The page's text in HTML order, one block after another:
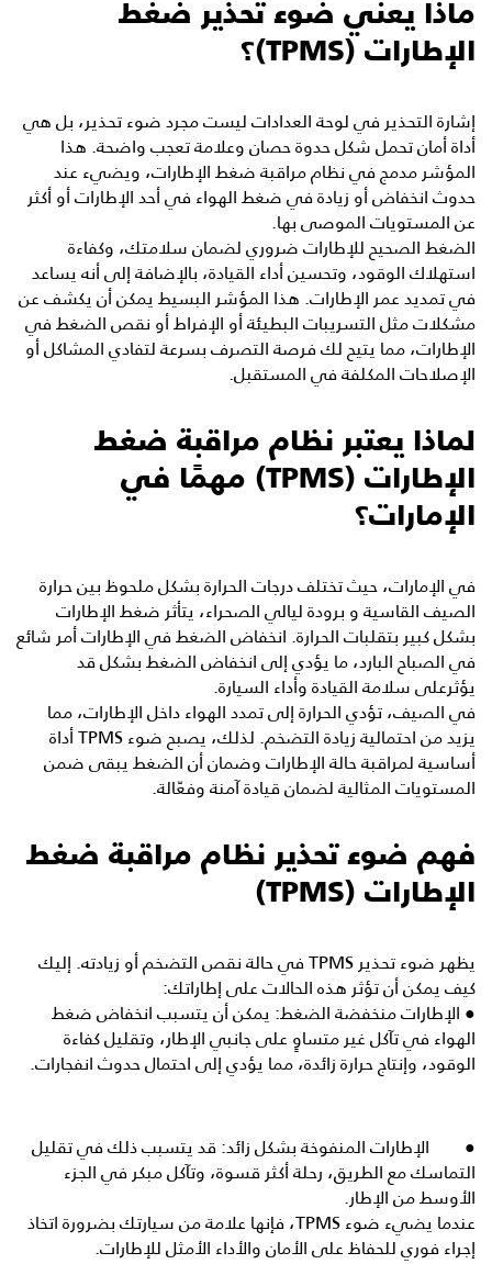
ماذا يعني ضوء تحذير ضغط
الإطارات (TPMS)؟
إشارة التحذير في لوحة العدادات ليست مجرد ضوء تحذير، بل هي
أداة أمان تحمل شكل حدوة حصان وعلامة تعجب واضحة. هذا
المؤشر مدمج في نظام مراقبة ضغط الإطارات، ويضيء عند
حدوث انخفاض أو زيادة في ضغط الهواء في أحد الإطارات أو أكثر
عن المستويات الموصى بها.
الضغط الصحيح للإطارات ضروري لضمان سلامتك، وكفاءة
استهلاك الوقود، وتحسين أداء القيادة، بالإضافة إلى أنه يساعد
في تمديد عمر الإطارات. هذا المؤشر البسيط يمكن أن يكشف عن
مشكلات مثل التسريبات البطيئة أو الإفراط أو نقص الضغط في
الإطارات، مما يتيح لك فرصة التصرف بسرعة لتفادي المشاكل أو
الإصلاحات المكلفة في المستقبل.
لماذا يعتبر نظام مراقبة ضغط
الإطارات (TPMS) مهمًا في
الإمارات؟
في الإمارات، حيث تختلف درجات الحرارة بشكل ملحوظ بين حرارة
الصيف القاسية و برودة ليالي الصحراء، يتأثر ضغط الإطارات
بشكل كبير بتقلبات الحرارة. انخفاض الضغط في الإطارات أمر شائع
في الصباح البارد، ما يؤدي إلى انخفاض الضغط بشكل قد
يؤثرعلى سلامة القيادة وأداء السيارة.
في الصيف، تؤدي الحرارة إلى تمدد الهواء داخل الإطارات، مما
يزيد من احتمالية زيادة التضخم. لذلك، يصبح ضوء TPMS أداة
أساسية لمراقبة حالة الإطارات وضمان أن الضغط يبقى ضمن
المستويات المثالية لضمان قيادة آمنة وفعّالة.
فهم ضوء تحذير نظام مراقبة ضغط
الإطارات (TPMS)
يظهر ضوء تحذير TPMS في حالة نقص التضخم أو زيادته. إليك
كيف يمكن أن تؤثر هذه الحالات على إطاراتك:
● الإطارات منخفضة الضغط: يمكن أن يتسبب انخفاض ضغط
الهواء في تآكل غير متساوٍ على جانبي الإطار، وتقليل كفاءة
الوقود، وإنتاج حرارة زائدة، مما يؤدي إلى احتمال حدوث انفجارات.
● الإطارات المنفوخة بشكل زائد: قد يتسبب ذلك في تقليل
التماسك مع الطريق، رحلة أكثر قسوة، وتآكل مبكر في الجزء
الأوسط من الإطار.
عندما يضيء ضوء TPMS، فإنها علامة من سيارتك بضرورة اتخاذ
إجراء فوري للحفاظ على الأمان والأداء الأمثل للإطارات.